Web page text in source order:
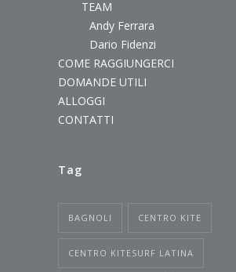
TEAM
Andy Ferrara
Dario Fidenzi
COME RAGGIUNGERCI
DOMANDE UTILI
ALLOGGI
CONTATTI
Tag
BAGNOLI CENTRO KITE
CENTRO KITESURF LATINA